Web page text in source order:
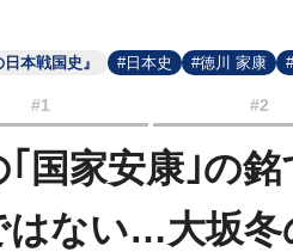
日本戦国史』 #日本史 #徳川 家康
#1 #2
｢国家安康｣の
はない…大坂冬